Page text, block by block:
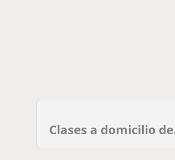
Clases a domicilio